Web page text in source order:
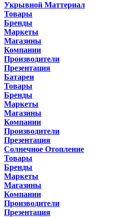
Укрывной Маттериал
Товары
Бренды
Маркеты
Магазины
Компании
Производители
Презентация
Батареи
Товары
Бренды
Маркеты
Магазины
Компании
Производители
Презентация
Солнечное Отопление
Товары
Бренды
Маркеты
Магазины
Компании
Производители
Презентация